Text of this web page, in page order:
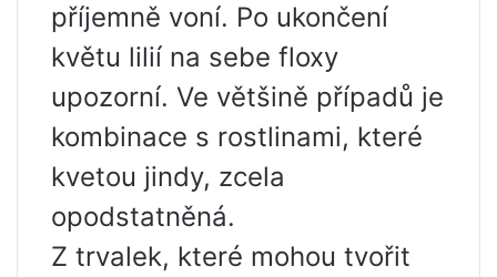
příjemně voní. Po ukončení
květu lilií na sebe floxy
upozorní. Ve většině případů je
kombinace s rostlinami, které
kvetou jindy, zcela
opodstatněná.
Z trvalek, které mohou tvořit